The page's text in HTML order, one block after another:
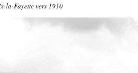
la-Fayette vers 1910